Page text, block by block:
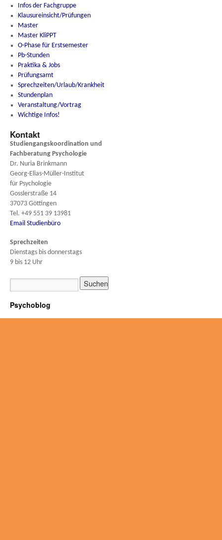
Infos der Fachgruppe
Klausureinsicht/Prüfungen
Master
Master KliPPT
O-Phase für Erstsemester
Pb-Stunden
Praktika & Jobs
Prüfungsamt
Sprechzeiten/Urlaub/Krankheit
Stundenplan
Veranstaltung/Vortrag
Wichtige Infos!
Kontakt
Studiengangskoordination und
Fachberatung Psychologie
Dr. Nuria Brinkmann
Georg-Elias-Müller-Institut
für Psychologie
Gosslerstraße 14
37073 Göttingen
Tel. +49 551 39 13981
Email Studienbüro
Sprechzeiten
Dienstags bis donnerstags
9 bis 12 Uhr
Psychoblog